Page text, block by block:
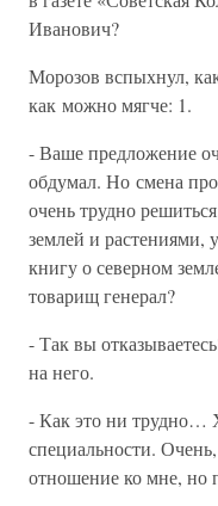
Иванович?
Морозов вспыхнул,
как можно мягче: 1.
- Ваше предложение
обдумал. Но смена
очень трудно
землей и
книгу о северном
товарищ генерал?
- Так вы
на него.
- Как это ни трудно…
специальности.
отношение ко мне,